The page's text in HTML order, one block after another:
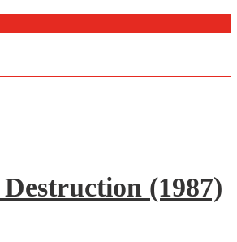
Destruction (1987)